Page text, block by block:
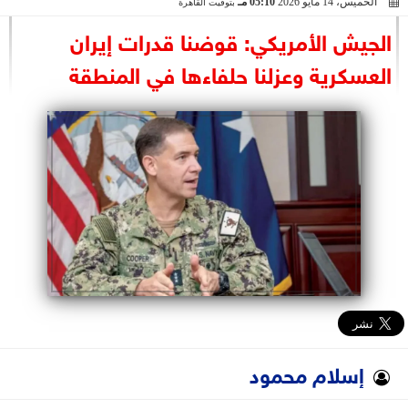
الرئاسة
البرلمان
الوزارات
الأحزاب
بتوقيت القاهرة
الجيش الأمريكي: قوضنا قدرات إيران
العسكرية وعزلنا حلفاءها في المنطقة
إسلام محمود